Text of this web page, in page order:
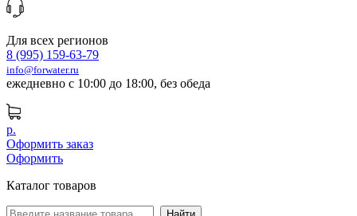
Для всех регионов
8 (995) 159-63-79
info@forwater.ru
ежедневно с 10:00 до 18:00, без обеда
р.
Оформить заказ
Оформить
Каталог товаров